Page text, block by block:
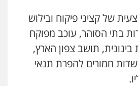
נאטור
פשיעה חמורה צווארון לבן מעצרים
אדרי
של קציני פיקוח ובילוש
בתי הסוהר, עוכב מפוקח
בינונית, תושב צפון הארץ,
חמורים להפרת תנאי